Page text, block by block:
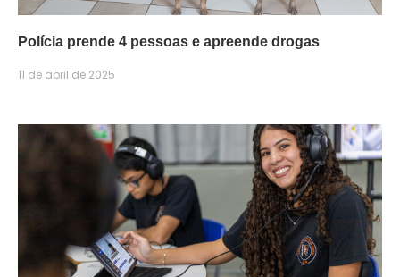
Polícia prende 4 pessoas e apreende drogas
11 de abril de 2025